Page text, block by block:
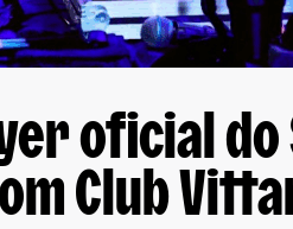
oficial do
Club